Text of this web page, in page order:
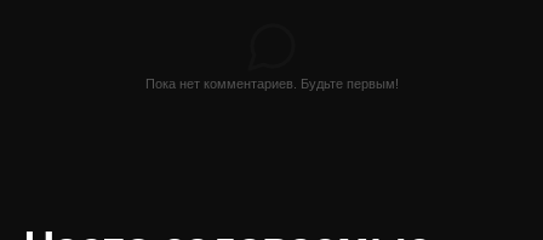
Пока нет комментариев. Будьте первым!